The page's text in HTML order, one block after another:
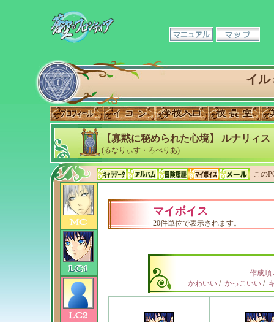
イル
【寡黙に秘められた心境】 ルナリィ
(るなりぃす・ろべりあ)
この
マイボイス
20件単位で表示されます。
作成
かわいい / かっこいい /